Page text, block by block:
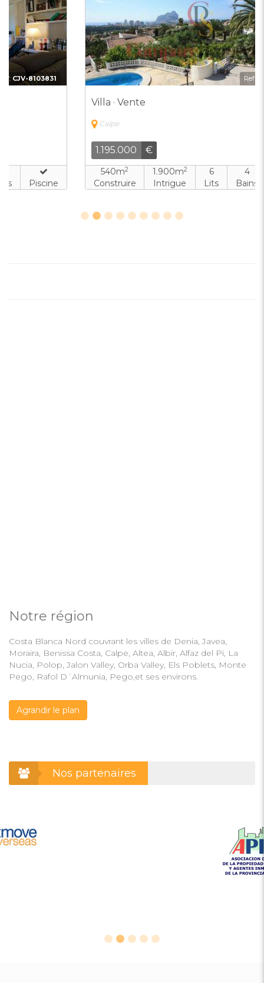
Ref:CJV-6544316
540m
Construire
1.900m2
Intrigue
4
Bains
Piscine
Notre région
Costa Blanca Nord couvrant les villes de Denia, Javea,
Moraira, Benissa Costa, Calpe, Altea, Albir, Alfaz del Pi, La
Nucia, Polop, Jalon Valley, Orba Valley, Els Poblets, Monte
Pego, Rafol D´Almunia, Pego,et ses environs.
Agrandir le plan
Nos partenaires